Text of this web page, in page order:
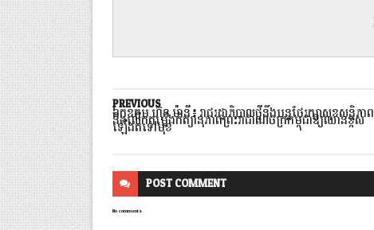
PREVIOUS
ឯកឧត្ដម ហ៊ុន ម៉ានី៖ រាជរដ្ឋាភិបាលថ្មីនឹងបន្តថែរក្សាសុខសន្តិភាព
និងលើកតម្កើងកិត្យានុភាពព្រះរាជាណចក្រកម្ពុជាឱ្យឈានខ្ពស់
ឡើងតទៅមុខ
POSTCOMMENT
No comments